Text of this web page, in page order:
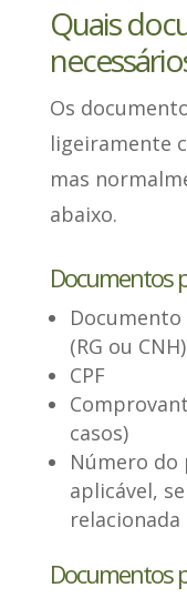
Quais
Os
ligeiramente
mas
abaixo.
Documentos
(RG ou CNH)
CPF
casos)
Número do
aplicável,
relacionada
Documentos